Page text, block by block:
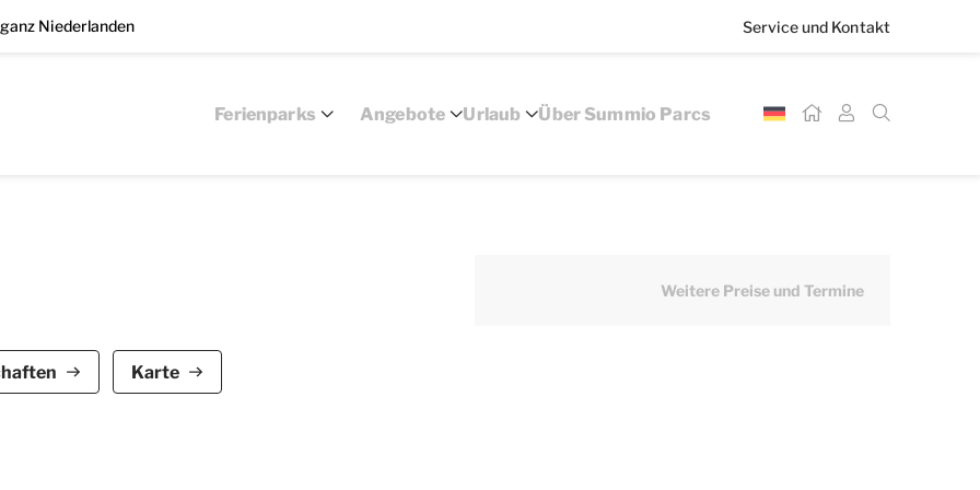
Niederlanden Service und Kontakt
Ferienparks Angebote Urlaub Über Summio Parcs
Erwachsene und 2 Kinder. Der freistehende
und verfügt über 4 Schlafzimmer und 1
und einem Fernseher ausgestattet und grenzt
Karte
Weitere Preise und Termine